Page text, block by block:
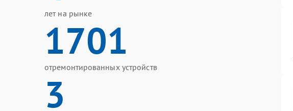
лет на рынке
1701
отремонтированных устройств
3